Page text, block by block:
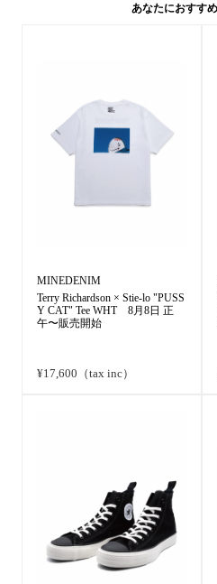
あなたにおすす
MINEDENIM
Terry Richardson × Stie-lo "PUSS
Y CAT" Tee WHT 8月8日 正
午〜販売開始
¥17,600（tax inc）